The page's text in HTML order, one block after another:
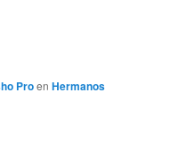
ProenHermanos